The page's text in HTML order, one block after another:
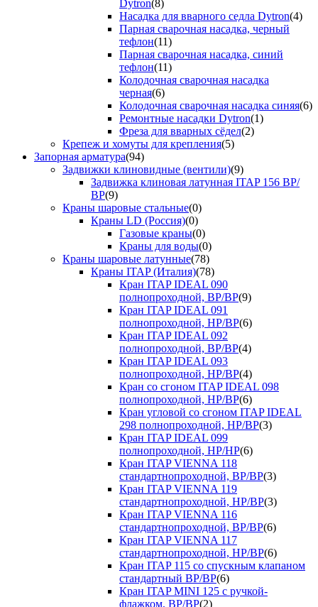
Dytron(8)
Насадка для вварного седла Dytron(4)
Парная сварочная насадка, черный
тефлон(11)
Парная сварочная насадка, синий
тефлон(11)
Колодочная сварочная насадка
черная(6)
Колодочная сварочная насадка синяя(6)
Ремонтные насадки Dytron(1)
Фреза для вварных сёдел(2)
Крепеж и хомуты для крепления(5)
Запорная арматура(94)
Задвижки клиновидные (вентили)(9)
Задвижка клиновая латунная ITAP 156 ВР/
ВР(9)
Краны шаровые стальные(0)
Краны LD (Россия)(0)
Газовые краны(0)
Краны для воды(0)
Краны шаровые латунные(78)
Краны ITAP (Италия)(78)
Кран ITAP IDEAL 090
полнопроходной, ВР/ВР(9)
Кран ITAP IDEAL 091
полнопроходной, НР/ВР(6)
Кран ITAP IDEAL 092
полнопроходной, ВР/ВР(4)
Кран ITAP IDEAL 093
полнопроходной, НР/ВР(4)
Кран со сгоном ITAP IDEAL 098
полнопроходной, НР/ВР(6)
Кран угловой со сгоном ITAP IDEAL
298 полнопроходной, НР/ВР(3)
Кран ITAP IDEAL 099
полнопроходной, НР/НР(6)
Кран ITAP VIENNA 118
стандартнопроходной, ВР/ВР(3)
Кран ITAP VIENNA 119
стандартнопроходной, НР/ВР(3)
Кран ITAP VIENNA 116
стандартнопроходной, ВР/ВР(6)
Кран ITAP VIENNA 117
стандартнопроходной, НР/ВР(6)
Кран ITAP 115 со спускным клапаном
стандартный ВР/ВР(6)
Кран ITAP MINI 125 с ручкой-
флажком, ВР/ВР(2)